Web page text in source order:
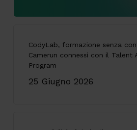
CodyLab, formazione senza
Camerun connessi con il Talent
Program
25 Giugno 2026